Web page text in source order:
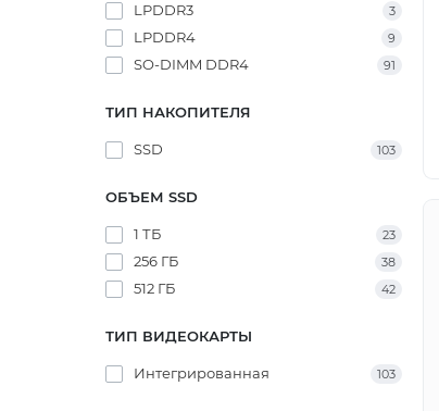
LPDDR3 3
LPDDR4 9
SO-DIMM DDR4 91
ТИП НАКОПИТЕЛЯ
SSD 103
ОБЪЕМ SSD
1 ТБ 23
256 ГБ 38
512 ГБ 42
ТИП ВИДЕОКАРТЫ
Интегрированная 103